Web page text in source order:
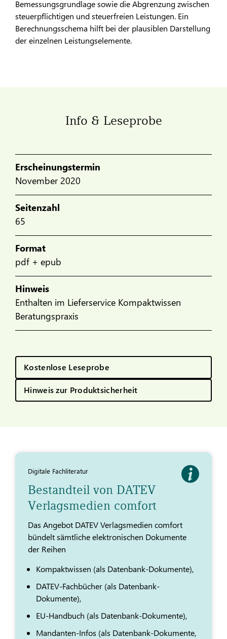
Bemessungsgrundlage sowie die Abgrenzung zwischen
steuerpflichtigen und steuerfreien Leistungen. Ein
Berechnungsschema hilft bei der plausiblen Darstellung
der einzelnen Leistungselemente.
Info & Leseprobe
Erscheinungstermin
November 2020
Seitenzahl
65
Format
pdf + epub
Hinweis
Enthalten im Lieferservice Kompaktwissen
Beratungspraxis
Kostenlose Leseprobe
Hinweis zur Produktsicherheit
Digitale Fachliteratur
Bestandteil von DATEV
Verlagsmedien comfort
Das Angebot DATEV Verlagsmedien comfort
bündelt sämtliche elektronischen Dokumente
der Reihen
Kompaktwissen (als Datenbank-Dokumente),
DATEV-Fachbücher (als Datenbank-
Dokumente),
EU-Handbuch (als Datenbank-Dokumente),
Mandanten-Infos (als Datenbank-Dokumente,